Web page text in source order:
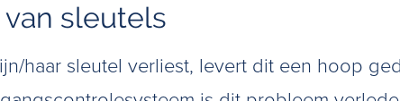
van sleutels
haar sleutel verliest, levert dit een hoop